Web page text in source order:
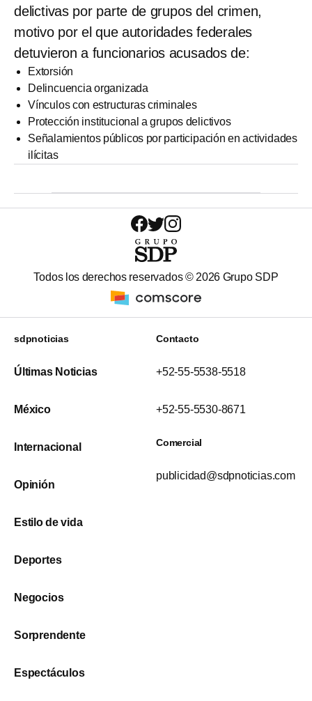
delictivas por parte de grupos del crimen,
motivo por el que autoridades federales
detuvieron a funcionarios acusados de:
Extorsión
Delincuencia organizada
Vínculos con estructuras criminales
Protección institucional a grupos delictivos
Señalamientos públicos por participación en actividades
ilícitas
Todos los derechos reservados © 2026 Grupo SDP
sdpnoticias
Últimas Noticias
México
Internacional
Opinión
Estilo de vida
Deportes
Negocios
Sorprendente
Espectáculos
Contacto
+52-55-5538-5518
+52-55-5530-8671
Comercial
publicidad@sdpnoticias.com